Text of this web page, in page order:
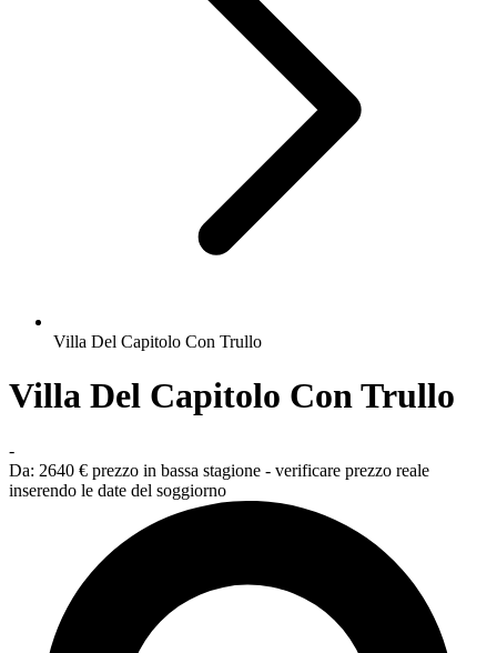
Villa Del Capitolo Con Trullo
Villa Del Capitolo Con Trullo
-
Da: 2640 € prezzo in bassa stagione - verificare prezzo reale
inserendo le date del soggiorno